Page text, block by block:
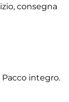
consegna
integro.